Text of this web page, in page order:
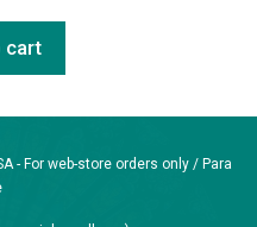
cart
- For web-store orders only / Para